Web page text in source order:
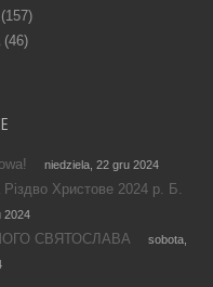
(157)
(46)
niedziela, 22 gru 2024
Христове 2024 р. Б.
2024
СВЯТОСЛАВА
sobota,